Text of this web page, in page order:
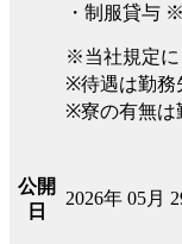
・制服貸与
※当社規定に
※待遇は勤務
※寮の有無は
公開
日
2026年 05月